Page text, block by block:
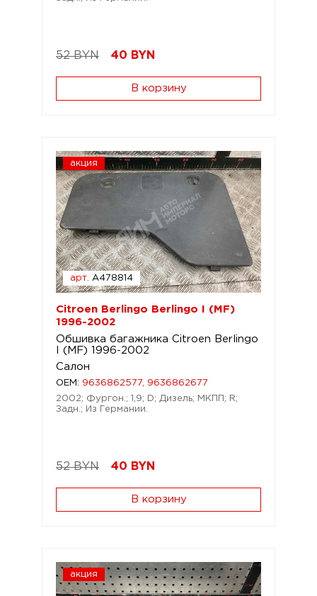
52 BYN 40 BYN
В корзину
акция
арт. A478814
Citroen Berlingo Berlingo I (MF)
1996-2002
Обшивка багажника Citroen Berlingo
I (MF) 1996-2002
Салон
OEM: 9636862577, 9636862677
2002; Фургон.; 1,9; D; Дизель; МКПП; R;
Задн.; Из Германии.
52 BYN 40 BYN
В корзину
акция